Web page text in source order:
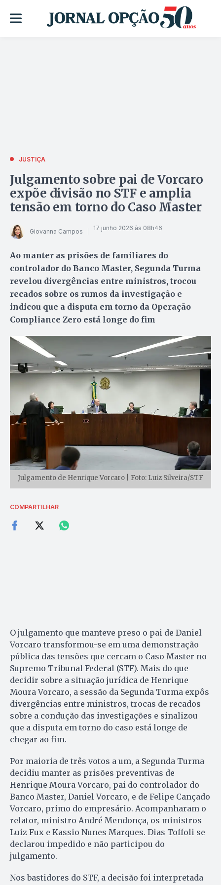
JUSTIÇA
Julgamento sobre pai de Vorcaro
expõe divisão no STF e amplia
tensão em torno do Caso Master
Giovanna Campos 17 junho 2026 às 08h46
Ao manter as prisões de familiares do
controlador do Banco Master, Segunda Turma
revelou divergências entre ministros, trocou
recados sobre os rumos da investigação e
indicou que a disputa em torno da Operação
Compliance Zero está longe do fim
Julgamento de Henrique Vorcaro | Foto: Luiz Silveira/STF
COMPARTILHAR
O julgamento que manteve preso o pai de Daniel
Vorcaro transformou-se em uma demonstração
pública das tensões que cercam o Caso Master no
Supremo Tribunal Federal (STF). Mais do que
decidir sobre a situação jurídica de Henrique
Moura Vorcaro, a sessão da Segunda Turma expôs
divergências entre ministros, trocas de recados
sobre a condução das investigações e sinalizou
que a disputa em torno do caso está longe de
chegar ao fim.
Por maioria de três votos a um, a Segunda Turma
decidiu manter as prisões preventivas de
Henrique Moura Vorcaro, pai do controlador do
Banco Master, Daniel Vorcaro, e de Felipe Cançado
Vorcaro, primo do empresário. Acompanharam o
relator, ministro André Mendonça, os ministros
Luiz Fux e Kassio Nunes Marques. Dias Toffoli se
declarou impedido e não participou do
julgamento.
Nos bastidores do STF, a decisão foi interpretada